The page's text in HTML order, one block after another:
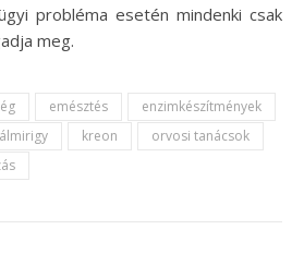
probléma esetén mindenki csak
meg.
emésztés
enzimkészítmények
kreon
orvosi tanácsok